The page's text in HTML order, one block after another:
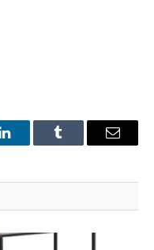
LinkedInTumblr Email